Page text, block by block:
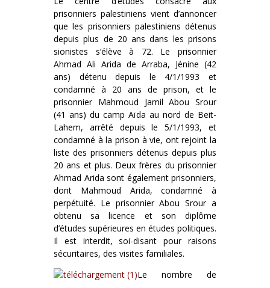
prisonniers palestiniens vient d’annoncer
que les prisonniers palestiniens détenus
depuis plus de 20 ans dans les prisons
sionistes s’élève à 72. Le prisonnier
Ahmad Ali Arida de Arraba, Jénine (42
ans) détenu depuis le 4/1/1993 et
condamné à 20 ans de prison, et le
prisonnier Mahmoud Jamil Abou Srour
(41 ans) du camp Aïda au nord de Beit-
Lahem, arrêté depuis le 5/1/1993, et
condamné à la prison à vie, ont rejoint la
liste des prisonniers détenus depuis plus
20 ans et plus. Deux frères du prisonnier
Ahmad Arida sont également prisonniers,
dont Mahmoud Arida, condamné à
perpétuité. Le prisonnier Abou Srour a
obtenu sa licence et son diplôme
d’études supérieures en études politiques.
Il est interdit, soi-disant pour raisons
sécuritaires, des visites familiales.
Le nombre de